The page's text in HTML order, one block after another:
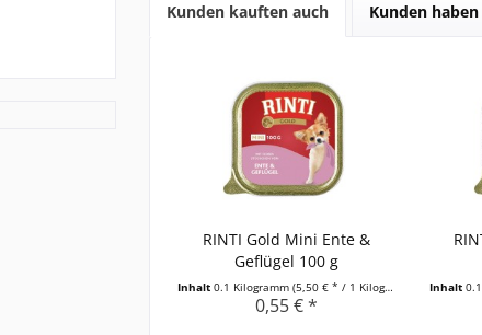
Kunden kauften auch Kunden
RINTI Gold Mini Ente &
Geflügel 100 g
Inhalt 0.1 Kilogramm (5,50 € * / 1 Kilogramm)
0,55 € *
Inhalt